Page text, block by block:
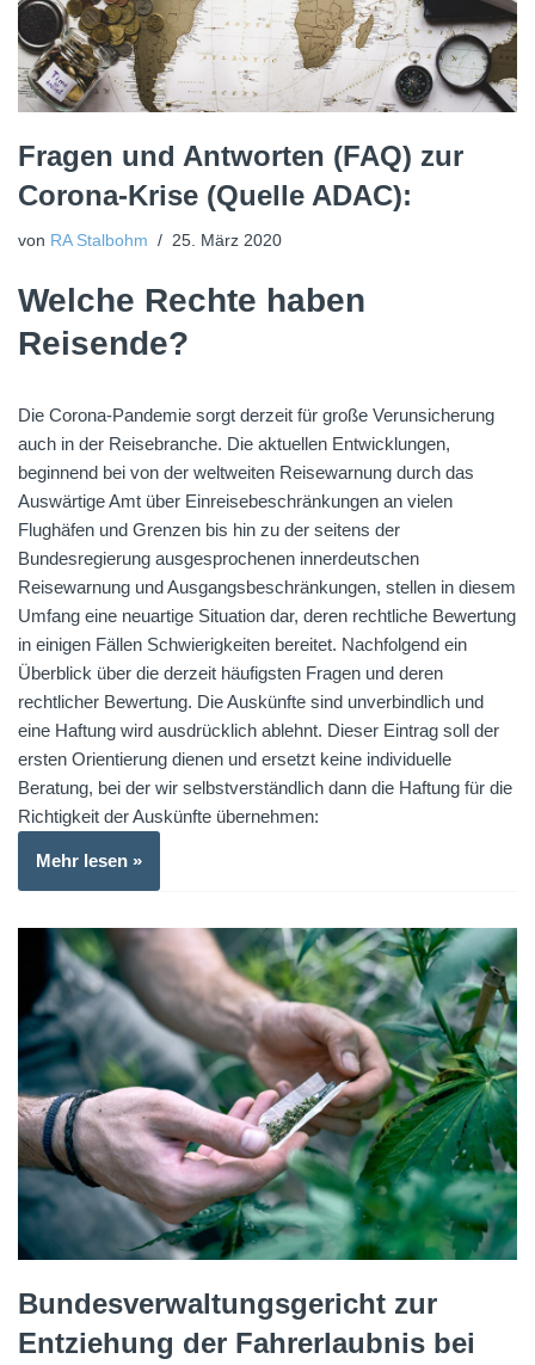
Fragen und Antworten (FAQ) zur
Corona-Krise (Quelle ADAC):
von RA Stalbohm 25. März 2020
Welche Rechte haben
Reisende?
Die Corona-Pandemie sorgt derzeit für große Verunsicherung
auch in der Reisebranche. Die aktuellen Entwicklungen,
beginnend bei von der weltweiten Reisewarnung durch das
Auswärtige Amt über Einreisebeschränkungen an vielen
Flughäfen und Grenzen bis hin zu der seitens der
Bundesregierung ausgesprochenen innerdeutschen
Reisewarnung und Ausgangsbeschränkungen, stellen in diesem
Umfang eine neuartige Situation dar, deren rechtliche Bewertung
in einigen Fällen Schwierigkeiten bereitet. Nachfolgend ein
Überblick über die derzeit häufigsten Fragen und deren
rechtlicher Bewertung. Die Auskünfte sind unverbindlich und
eine Haftung wird ausdrücklich ablehnt. Dieser Eintrag soll der
ersten Orientierung dienen und ersetzt keine individuelle
Beratung, bei der wir selbstverständlich dann die Haftung für die
Richtigkeit der Auskünfte übernehmen:
Mehr lesen »
Bundesverwaltungsgericht zur
Entziehung der Fahrerlaubnis bei